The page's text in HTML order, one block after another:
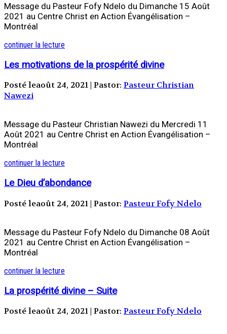
Message du Pasteur Fofy Ndelo du Dimanche 15 Août
2021 au Centre Christ en Action Évangélisation –
Montréal
continuer la lecture
Les motivations de la prospérité divine
Posté leaoût 24, 2021 | Pastor: Pasteur Christian
Nawezi
Message du Pasteur Christian Nawezi du Mercredi 11
Août 2021 au Centre Christ en Action Évangélisation –
Montréal
continuer la lecture
Le Dieu d’abondance
Posté leaoût 24, 2021 | Pastor: Pasteur Fofy Ndelo
Message du Pasteur Fofy Ndelo du Dimanche 08 Août
2021 au Centre Christ en Action Évangélisation –
Montréal
continuer la lecture
La prospérité divine – Suite
Posté leaoût 24, 2021 | Pastor: Pasteur Fofy Ndelo